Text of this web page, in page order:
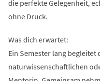
die perfekte Gelegenheit,
ohne Druck.
Was dich erwartet:
Ein Semester lang
naturwissenschaftlichen